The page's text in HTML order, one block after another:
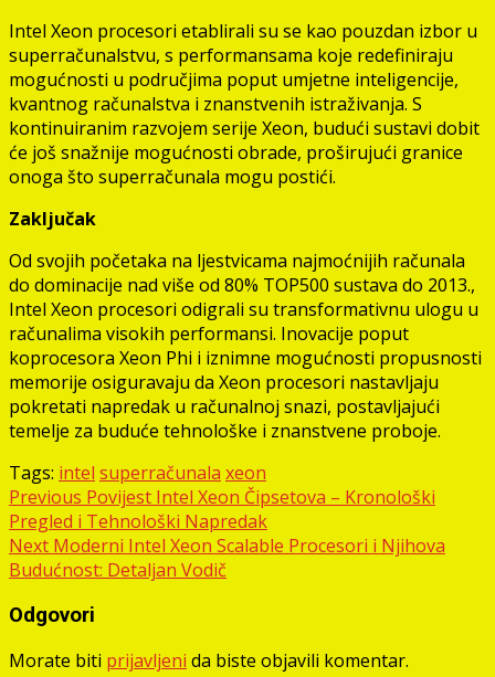
Intel Xeon procesori etablirali su se kao pouzdan izbor u
superračunalstvu, s performansama koje redefiniraju
mogućnosti u područjima poput umjetne inteligencije,
kvantnog računalstva i znanstvenih istraživanja. S
kontinuiranim razvojem serije Xeon, budući sustavi dobit
će još snažnije mogućnosti obrade, proširujući granice
onoga što superračunala mogu postići.
Zaključak
Od svojih početaka na ljestvicama najmoćnijih računala
do dominacije nad više od 80% TOP500 sustava do 2013.,
Intel Xeon procesori odigrali su transformativnu ulogu u
računalima visokih performansi. Inovacije poput
koprocesora Xeon Phi i iznimne mogućnosti propusnosti
memorije osiguravaju da Xeon procesori nastavljaju
pokretati napredak u računalnoj snazi, postavljajući
temelje za buduće tehnološke i znanstvene proboje.
Tags: intel superračunala xeon
Post
navigation
Previous Povijest Intel Xeon Čipsetova – Kronološki
Pregled i Tehnološki Napredak
Next Moderni Intel Xeon Scalable Procesori i Njihova
Budućnost: Detaljan Vodič
Odgovori
Morate biti prijavljeni da biste objavili komentar.